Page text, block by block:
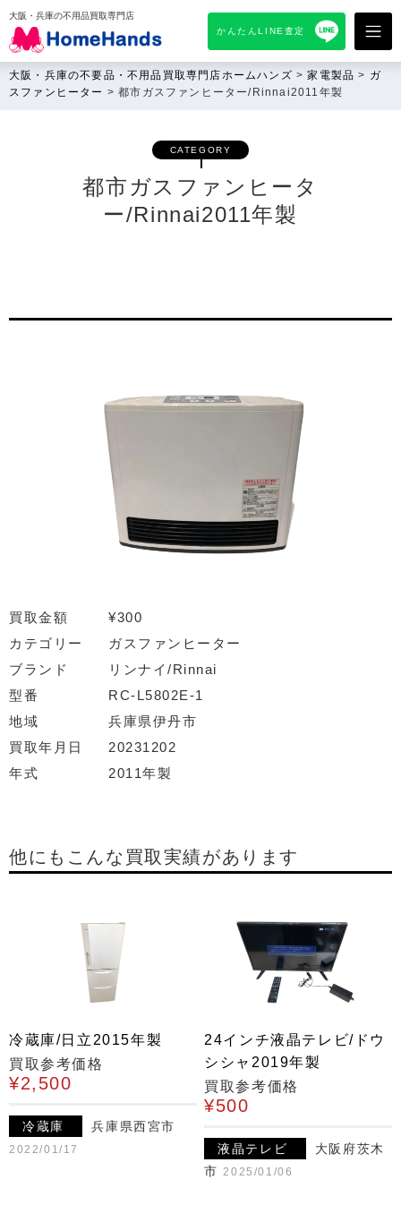
大阪・兵庫の不用品買取専門店
かんたんLINE査定
大阪・兵庫の不要品・不用品買取専門店ホームハンズ >家電製品 > ガ
スファンヒーター >都市ガスファンヒーター/Rinnai2011年製
CATEGORY
都市ガスファンヒータ
ー/Rinnai2011年製
買取金額
¥300
カテゴリー
ガスファンヒーター
ブランド
リンナイ/Rinnai
型番
RC-L5802E-1
地域
兵庫県伊丹市
買取年月日
20231202
年式
2011年製
他にもこんな買取実績があります
冷蔵庫/日立2015年製
買取参考価格
¥2,500
冷蔵庫 兵庫県西宮市
2022/01/17
24インチ液晶テレビ/ドウ
シシャ2019年製
買取参考価格
¥500
液晶テレビ
大阪府茨木
市 2025/01/06